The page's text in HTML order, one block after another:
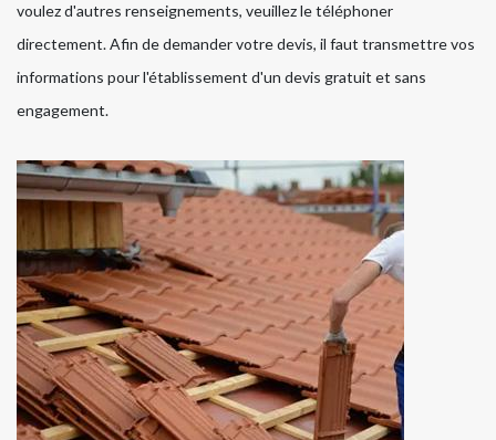
voulez d'autres renseignements, veuillez le téléphoner
directement. Afin de demander votre devis, il faut transmettre vos
informations pour l'établissement d'un devis gratuit et sans
engagement.